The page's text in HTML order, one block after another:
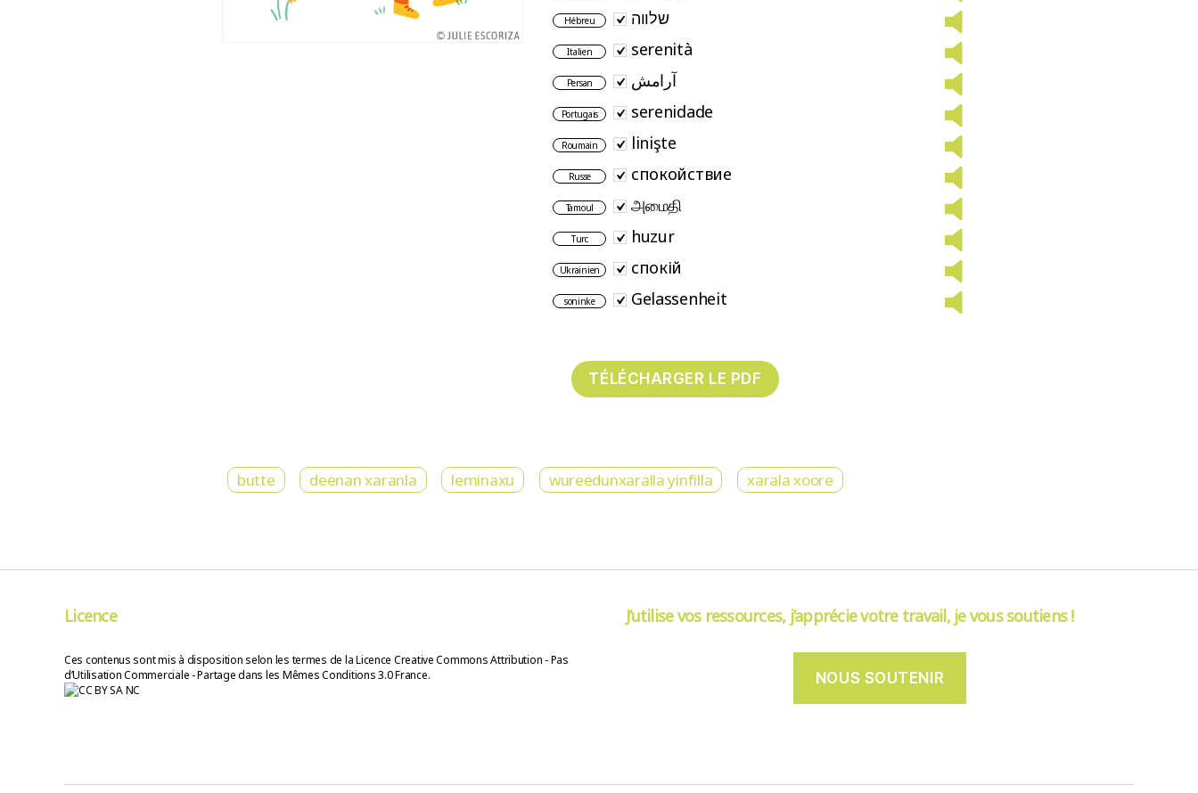
Hébreu שלווה
Italien serenità
Persan آرامش
Portugais serenidade
Roumain linişte
Russe спокойствие
Tamoul அமைதி
Turc huzur
Ukrainien спокій
soninke Gelassenheit
butte deenan xaranla leminaxu wureedunxaralla yinfilla xarala xoore
Licence
Ces contenus sont mis à disposition selon les termes de la Licence Creative Commons Attribution - Pas
d’Utilisation Commerciale - Partage dans les Mêmes Conditions 3.0 France.
J’utilise vos ressources, j’apprécie votre travail, je vous soutiens !
NOUS SOUTENIR